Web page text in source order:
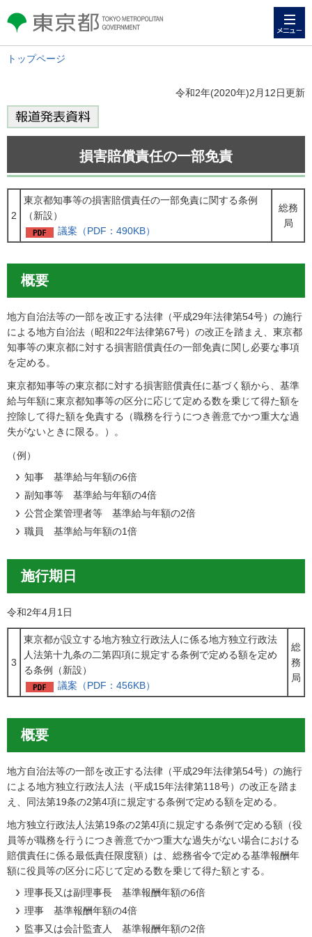
東京都 TOKYO METROPOLITAN
GOVERNMENT
トップページ
令和2年(2020年)2月12日更新
損害賠償責任の一部免責
2
東京都知事等の損害賠償責任の一部免責に関する条例
（新設）
議案（PDF：490KB）
総務
局
概要
地方自治法等の一部を改正する法律（平成29年法律第54号）の施行
による地方自治法（昭和22年法律第67号）の改正を踏まえ、東京都
知事等の東京都に対する損害賠償責任の一部免責に関し必要な事項
を定める。
東京都知事等の東京都に対する損害賠償責任に基づく額から、基準
給与年額に東京都知事等の区分に応じて定める数を乗じて得た額を
控除して得た額を免責する（職務を行うにつき善意でかつ重大な過
失がないときに限る。）。
（例）
知事 基準給与年額の6倍
副知事等 基準給与年額の4倍
公営企業管理者等 基準給与年額の2倍
職員 基準給与年額の1倍
施行期日
令和2年4月1日
3
東京都が設立する地方独立行政法人に係る地方独立行政法
人法第十九条の二第四項に規定する条例で定める額を定め
る条例（新設）
議案（PDF：456KB）
総
務
局
概要
地方自治法等の一部を改正する法律（平成29年法律第54号）の施行
による地方独立行政法人法（平成15年法律第118号）の改正を踏ま
え、同法第19条の2第4項に規定する条例で定める額を定める。
地方独立行政法人法第19条の2第4項に規定する条例で定める額（役
員等が職務を行うにつき善意でかつ重大な過失がない場合における
賠償責任に係る最低責任限度額）は、総務省令で定める基準報酬年
額に役員等の区分に応じて定める数を乗じて得た額とする。
理事長又は副理事長 基準報酬年額の6倍
理事 基準報酬年額の4倍
監事又は会計監査人 基準報酬年額の2倍